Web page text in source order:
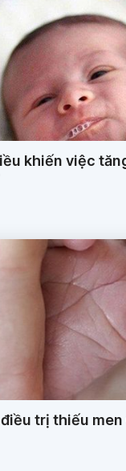
khiến việc
trị thiếu men